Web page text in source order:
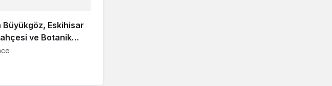
Büyükgöz, Eskihisar
ve Botanik
Vatandaşlarla Bir